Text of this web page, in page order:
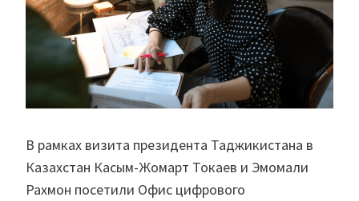
В рамках визита президента Таджикистана в
Казахстан Касым-Жомарт Токаев и Эмомали
Рахмон посетили Офис цифрового